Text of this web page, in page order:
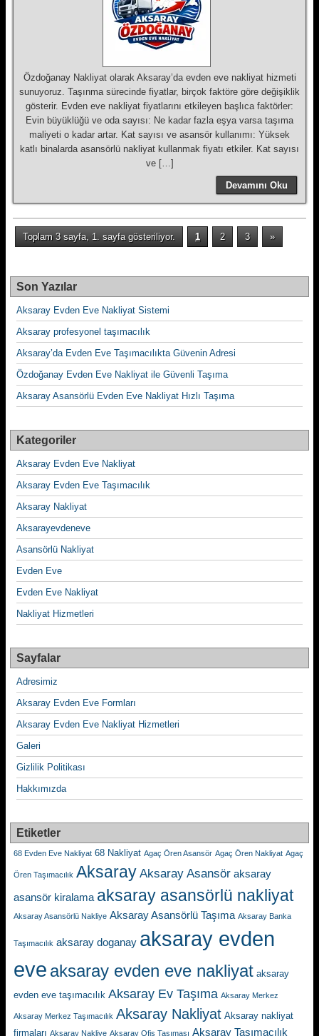
Özdoğanay Nakliyat olarak Aksaray’da evden eve nakliyat hizmeti
sunuyoruz. Taşınma sürecinde fiyatlar, birçok faktöre göre değişiklik
gösterir. Evden eve nakliyat fiyatlarını etkileyen başlıca faktörler:
Evin büyüklüğü ve oda sayısı: Ne kadar fazla eşya varsa taşıma
maliyeti o kadar artar. Kat sayısı ve asansör kullanımı: Yüksek
katlı binalarda asansörlü nakliyat kullanmak fiyatı etkiler. Kat sayısı
ve […]
Devamını Oku
Toplam 3 sayfa, 1. sayfa gösteriliyor. 1 2 3 »
Son Yazılar
Aksaray Evden Eve Nakliyat Sistemi
Aksaray profesyonel taşımacılık
Aksaray’da Evden Eve Taşımacılıkta Güvenin Adresi
Özdoğanay Evden Eve Nakliyat ile Güvenli Taşıma
Aksaray Asansörlü Evden Eve Nakliyat Hızlı Taşıma
Kategoriler
Aksaray Evden Eve Nakliyat
Aksaray Evden Eve Taşımacılık
Aksaray Nakliyat
Aksarayevdeneve
Asansörlü Nakliyat
Evden Eve
Evden Eve Nakliyat
Nakliyat Hizmetleri
Sayfalar
Adresimiz
Aksaray Evden Eve Formları
Aksaray Evden Eve Nakliyat Hizmetleri
Galeri
Gizlilik Politikası
Hakkımızda
Etiketler
68 Evden Eve Nakliyat 68 Nakliyat Agaç Ören Asansör Agaç Ören Nakliyat Agaç
Ören Taşımacılık Aksaray Aksaray Asansör aksaray
asansör kiralama aksaray asansörlü nakliyat
Aksaray Asansörlü Nakliye Aksaray Asansörlü Taşıma Aksaray Banka
Taşımacılık aksaray doganay aksaray evden
eve aksaray evden eve nakliyat aksaray
evden eve taşımacılık Aksaray Ev Taşıma Aksaray Merkez
Aksaray Merkez Taşımacılık Aksaray Nakliyat Aksaray nakliyat
firmaları Aksaray Nakliye Aksaray Ofis Taşıması Aksaray Taşımacılık